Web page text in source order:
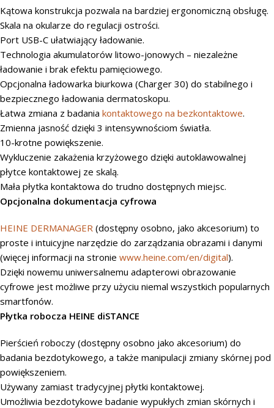
Kątowa konstrukcja pozwala na bardziej ergonomiczną obsługę.
Skala na okularze do regulacji ostrości.
Port USB-C ułatwiający ładowanie.
Technologia akumulatorów litowo-jonowych – niezależne
ładowanie i brak efektu pamięciowego.
Opcjonalna ładowarka biurkowa (Charger 30) do stabilnego i
bezpiecznego ładowania dermatoskopu.
Łatwa zmiana z badania kontaktowego na bezkontaktowe.
Zmienna jasność dzięki 3 intensywnościom światła.
10-krotne powiększenie.
Wykluczenie zakażenia krzyżowego dzięki autoklawowalnej
płytce kontaktowej ze skalą.
Mała płytka kontaktowa do trudno dostępnych miejsc.
Opcjonalna dokumentacja cyfrowa
HEINE DERMANAGER (dostępny osobno, jako akcesorium) to
proste i intuicyjne narzędzie do zarządzania obrazami i danymi
(więcej informacji na stronie www.heine.com/en/digital).
Dzięki nowemu uniwersalnemu adapterowi obrazowanie
cyfrowe jest możliwe przy użyciu niemal wszystkich popularnych
smartfonów.
Płytka robocza HEINE diSTANCE
Pierścień roboczy (dostępny osobno jako akcesorium) do
badania bezdotykowego, a także manipulacji zmiany skórnej pod
powiększeniem.
Używany zamiast tradycyjnej płytki kontaktowej.
Umożliwia bezdotykowe badanie wypukłych zmian skórnych i